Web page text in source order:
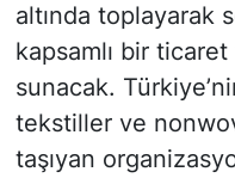
altında toplayarak
kapsamlı bir
sunacak.
tekstiller ve
taşıyan